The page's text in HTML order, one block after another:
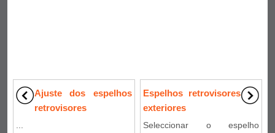
Ajuste dos espelhos
retrovisores
Espelhos retrovisores
exteriores
Seleccionar o espelho